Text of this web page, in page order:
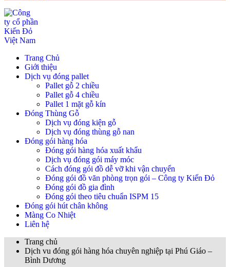
Trang Chủ
Giới thiệu
Dịch vụ đóng pallet
Pallet gỗ 2 chiều
Pallet gỗ 4 chiều
Pallet 1 mặt gỗ kín
Đóng Thùng Gỗ
Dịch vụ đóng kiện gỗ
Dịch vụ đóng thùng gỗ nan
Đóng gói hàng hóa
Đóng gói hàng hóa xuất khẩu
Dịch vụ đóng gói máy móc
Cách đóng gói đồ dễ vỡ khi vận chuyển
Đóng gói đồ văn phòng trọn gói – Công ty Kiến Đỏ
Đóng gói đồ gia đình
Đóng gói theo tiêu chuẩn ISPM 15
Đóng gói hút chân không
Màng Co Nhiệt
Liên hệ
Trang chủ
Dịch vu đóng gói hàng hóa chuyên nghiệp tại Phú Giáo –
Bình Dương